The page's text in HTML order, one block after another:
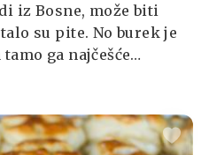
iz Bosne, može biti
su pite. No burek je
ga najčešće